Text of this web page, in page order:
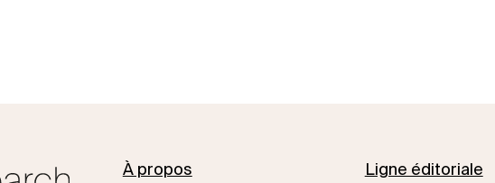
À propos Ligne éditoriale